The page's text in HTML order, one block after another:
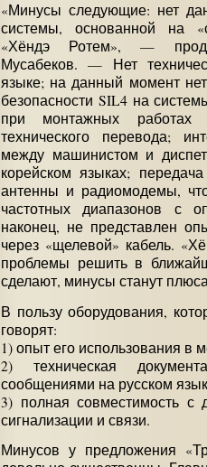
«Минусы следующие: нет
системы, основанной на
«Хёндэ Ротем», —
Мусабеков. — Нет
языке; на данный момент
безопасности SIL4 на
при монтажных работах
технического перевода;
между машинистом и
корейском языках;
антенны и радиомодемы,
частотных диапазонов с
наконец, не представлен
через «щелевой» кабель.
проблемы решить в
сделают, минусы станут
В пользу оборудования,
говорят:
1) опыт его использования в
2) техническая
сообщениями на русском
3) полная совместимость с
сигнализации и связи.
Минусов у предложения